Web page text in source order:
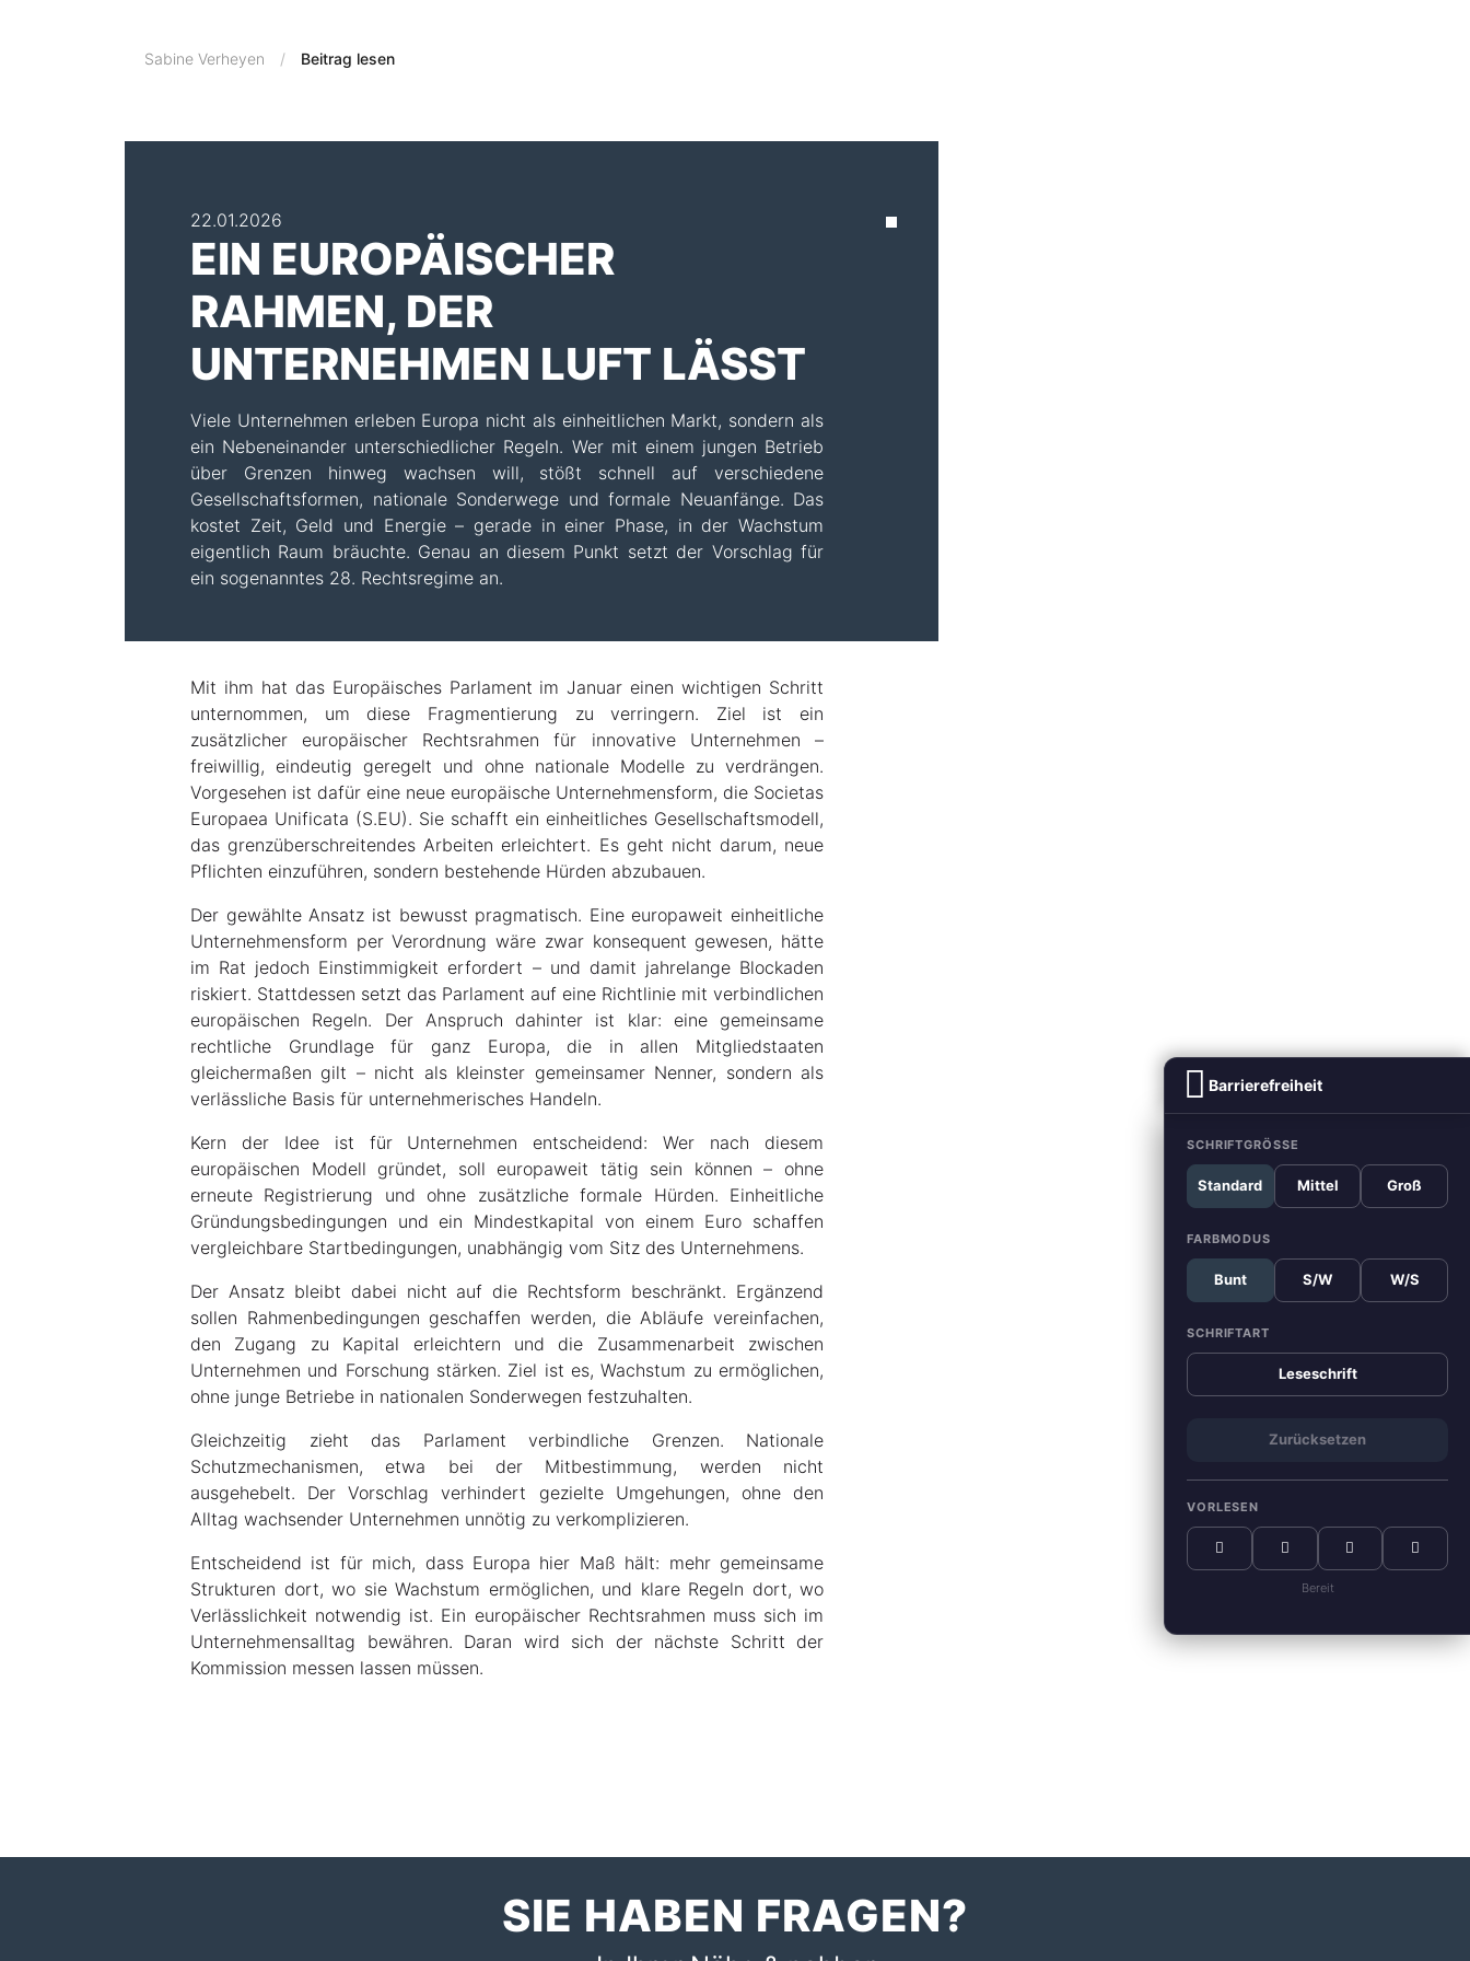
Barrierefreiheit
SCHRIFTGRÖSSE
Standard Mittel Groß
FARBMODUS
Bunt S/W W/S
SCHRIFTART
Leseschrift
Zurücksetzen
VORLESEN
Bereit
Sabine Verheyen Beitrag lesen
22.01.2026
EIN EUROPÄISCHER
RAHMEN, DER
UNTERNEHMEN LUFT LÄSST
Viele Unternehmen erleben Europa nicht als einheitlichen Markt, sondern als
ein Nebeneinander unterschiedlicher Regeln. Wer mit einem jungen Betrieb
über Grenzen hinweg wachsen will, stößt schnell auf verschiedene
Gesellschaftsformen, nationale Sonderwege und formale Neuanfänge. Das
kostet Zeit, Geld und Energie – gerade in einer Phase, in der Wachstum
eigentlich Raum bräuchte. Genau an diesem Punkt setzt der Vorschlag für
ein sogenanntes 28. Rechtsregime an.
Mit ihm hat das Europäisches Parlament im Januar einen wichtigen Schritt
unternommen, um diese Fragmentierung zu verringern. Ziel ist ein
zusätzlicher europäischer Rechtsrahmen für innovative Unternehmen –
freiwillig, eindeutig geregelt und ohne nationale Modelle zu verdrängen.
Vorgesehen ist dafür eine neue europäische Unternehmensform, die Societas
Europaea Unificata (S.EU). Sie schafft ein einheitliches Gesellschaftsmodell,
das grenzüberschreitendes Arbeiten erleichtert. Es geht nicht darum, neue
Pflichten einzuführen, sondern bestehende Hürden abzubauen.
Der gewählte Ansatz ist bewusst pragmatisch. Eine europaweit einheitliche
Unternehmensform per Verordnung wäre zwar konsequent gewesen, hätte
im Rat jedoch Einstimmigkeit erfordert – und damit jahrelange Blockaden
riskiert. Stattdessen setzt das Parlament auf eine Richtlinie mit verbindlichen
europäischen Regeln. Der Anspruch dahinter ist klar: eine gemeinsame
rechtliche Grundlage für ganz Europa, die in allen Mitgliedstaaten
gleichermaßen gilt – nicht als kleinster gemeinsamer Nenner, sondern als
verlässliche Basis für unternehmerisches Handeln.
Kern der Idee ist für Unternehmen entscheidend: Wer nach diesem
europäischen Modell gründet, soll europaweit tätig sein können – ohne
erneute Registrierung und ohne zusätzliche formale Hürden. Einheitliche
Gründungsbedingungen und ein Mindestkapital von einem Euro schaffen
vergleichbare Startbedingungen, unabhängig vom Sitz des Unternehmens.
Der Ansatz bleibt dabei nicht auf die Rechtsform beschränkt. Ergänzend
sollen Rahmenbedingungen geschaffen werden, die Abläufe vereinfachen,
den Zugang zu Kapital erleichtern und die Zusammenarbeit zwischen
Unternehmen und Forschung stärken. Ziel ist es, Wachstum zu ermöglichen,
ohne junge Betriebe in nationalen Sonderwegen festzuhalten.
Gleichzeitig zieht das Parlament verbindliche Grenzen. Nationale
Schutzmechanismen, etwa bei der Mitbestimmung, werden nicht
ausgehebelt. Der Vorschlag verhindert gezielte Umgehungen, ohne den
Alltag wachsender Unternehmen unnötig zu verkomplizieren.
Entscheidend ist für mich, dass Europa hier Maß hält: mehr gemeinsame
Strukturen dort, wo sie Wachstum ermöglichen, und klare Regeln dort, wo
Verlässlichkeit notwendig ist. Ein europäischer Rechtsrahmen muss sich im
Unternehmensalltag bewähren. Daran wird sich der nächste Schritt der
Kommission messen lassen müssen.
SIE HABEN FRAGEN?